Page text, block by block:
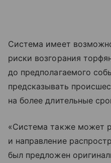
Система имеет
риски возгорания
до предполагаемого
предсказывать
на более длительные
«Система также может
и направление
был предложен